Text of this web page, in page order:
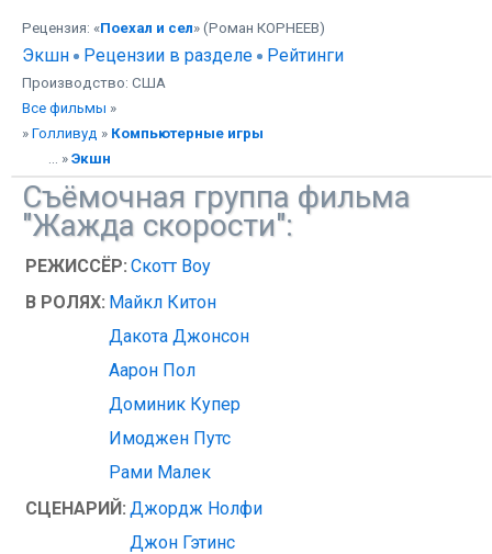
Рецензия: «Поехал и сел» (Роман КОРНЕЕВ)
Экшн Рецензии в разделе Рейтинги
Производство: США
Все фильмы »
» Голливуд » Компьютерные игры
... » Экшн
Съёмочная группа фильма
"Жажда скорости":
РЕЖИССЁР: Скотт Воу
В РОЛЯХ: Майкл Китон
Дакота Джонсон
Аарон Пол
Доминик Купер
Имоджен Путс
Рами Малек
СЦЕНАРИЙ: Джордж Нолфи
Джон Гэтинс